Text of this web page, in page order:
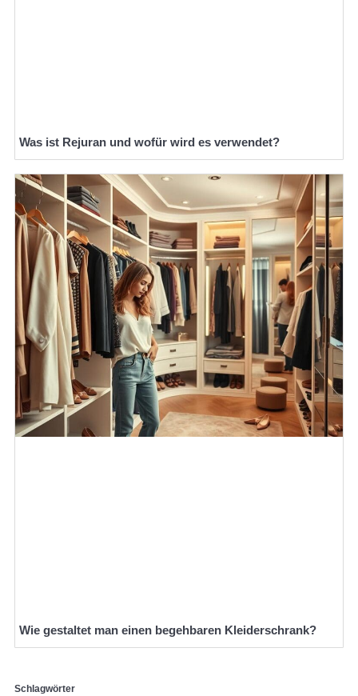
Was ist Rejuran und wofür wird es verwendet?
Wie gestaltet man einen begehbaren Kleiderschrank?
Schlagwörter